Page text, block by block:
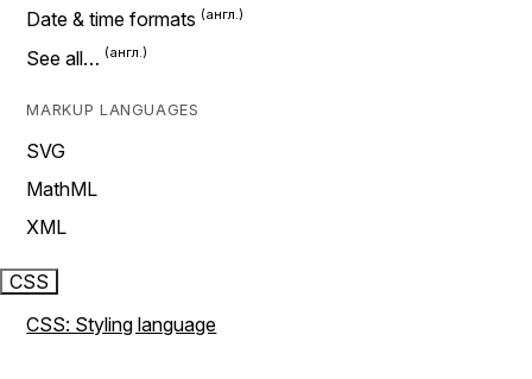
Date & time formats
See all…
MARKUP LANGUAGES
SVG
MathML
XML
CSS
CSS: Styling language